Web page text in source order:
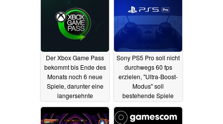
Der Xbox Game Pass
bekommt bis Ende des
Monats noch 6 neue
Spiele, darunter eine
langersehnte
Neuveröffentlichung
17.04.2024
Sony PS5 Pro soll nicht
durchwegs 60 fps
erzielen, "Ultra-Boost-
Modus" soll
bestehende Spiele
verbessern16.04.2024